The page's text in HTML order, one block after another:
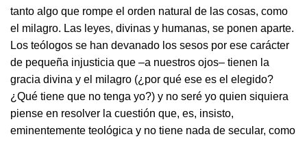
tanto algo que rompe el orden natural de las cosas, como
el milagro. Las leyes, divinas y humanas, se ponen aparte.
Los teólogos se han devanado los sesos por ese carácter
de pequeña injusticia que –a nuestros ojos– tienen la
gracia divina y el milagro (¿por qué ese es el elegido?
¿Qué tiene que no tenga yo?) y no seré yo quien siquiera
piense en resolver la cuestión que, es, insisto,
eminentemente teológica y no tiene nada de secular, como